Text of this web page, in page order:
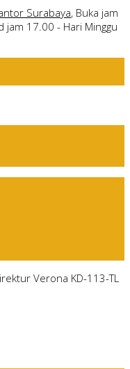
Surabaya, Buka jam
17.00 - Hari Minggu
Verona KD-113-TL